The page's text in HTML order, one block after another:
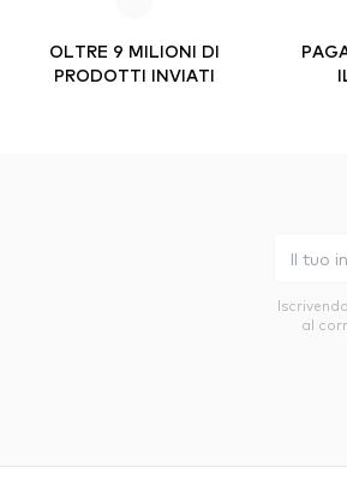
OLTRE 9 MILIONI DI
PRODOTTI INVIATI
al